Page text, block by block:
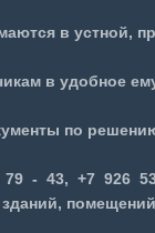
в устной,
в удобное
по
79 - 43, +7 926